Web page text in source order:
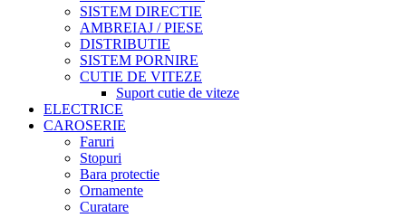
SISTEM DIRECTIE
AMBREIAJ / PIESE
DISTRIBUTIE
SISTEM PORNIRE
CUTIE DE VITEZE
Suport cutie de viteze
ELECTRICE
CAROSERIE
Faruri
Stopuri
Bara protectie
Ornamente
Curatare